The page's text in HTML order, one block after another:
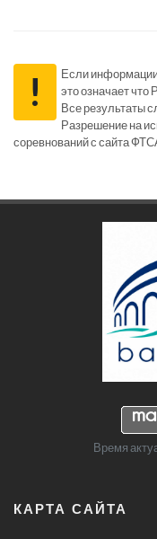
!
Если
это означает что
Все результаты
Разрешение на
соревнований с сайта
Время
КАРТА САЙТА